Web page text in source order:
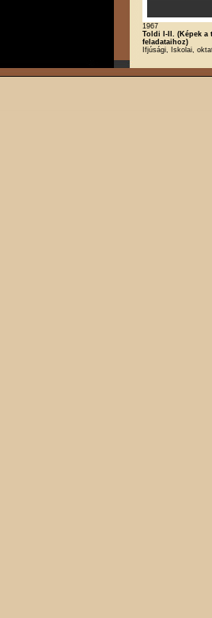
1967
Toldi I-II. (Képek a
feladataihoz)
Ifjúsági, Iskolai,